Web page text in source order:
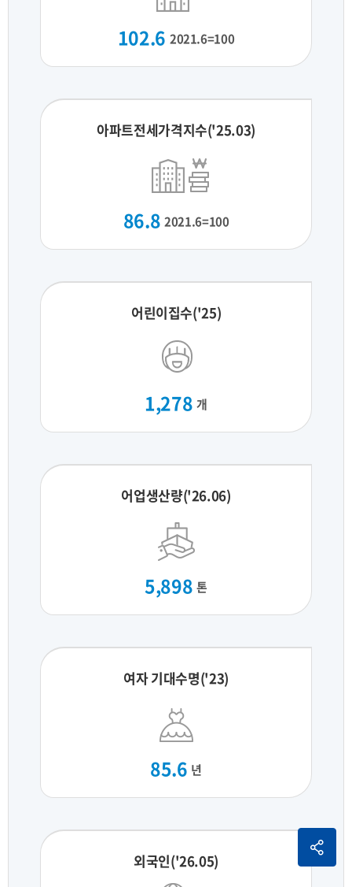
102.6 2021.6=100
아파트전세가격지수('25.03)
86.8 2021.6=100
어린이집수('25)
1,278 개
어업생산량('26.06)
5,898 톤
여자 기대수명('23)
85.6 년
외국인('26.05)